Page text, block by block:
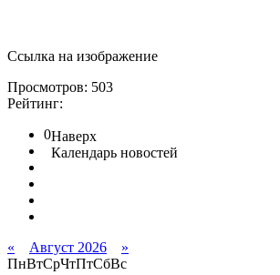
Ссылка на изображение
Просмотров: 503
Рейтинг:
0Наверх
Календарь новостей
« Август 2026
»
ПнВтСрЧтПтСбВс